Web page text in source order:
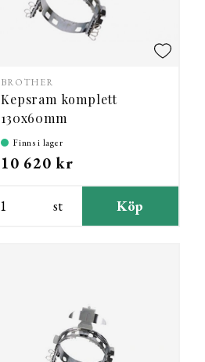
BROTHER
Kepsram komplett
130x60mm
Finns i lager
10 620 kr
st Köp